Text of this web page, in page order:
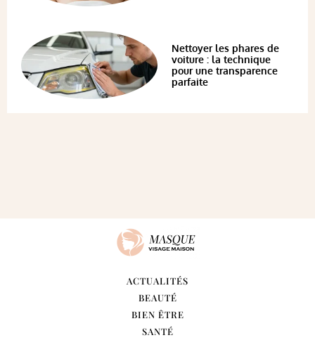
Nettoyer les phares de
voiture : la technique
pour une transparence
parfaite
ACTUALITÉS
BEAUTÉ
BIEN ÊTRE
SANTÉ